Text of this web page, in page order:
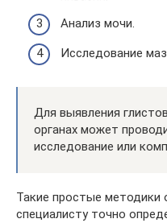
Анализ мочи.
Исследование
Для выявления
органах может
исследование или
Такие простые методики
специалисту точно